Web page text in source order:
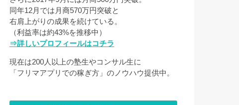
同年12月では月商570万円突破と
右肩上がりの成果を続けている。
（利益率は約43%を推移中）
⇒詳しいプロフィールはコチラ
現在は200人以上の塾生やコンサル生に
「フリマアプリでの稼ぎ方」のノウハウ提供中。